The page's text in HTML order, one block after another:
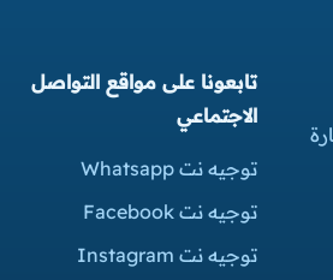
تابعونا على مواقع التواصل
الاجتماعي
توجيه نت Whatsapp
توجيه نت Facebook
توجيه نت Instagram